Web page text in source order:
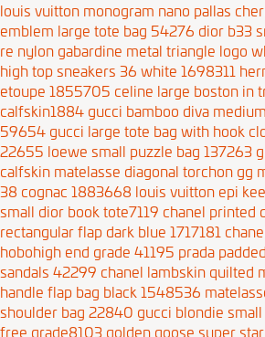
louis vuitton monogram nano pallas
emblem large tote bag 54276 dior b33
re nylon gabardine metal triangle logo
high top sneakers 36 white 1698311
etoupe 1855705 celine large boston in
calfskin1884 gucci bamboo diva
59654 gucci large tote bag with hook
22655 loewe small puzzle bag 137263
calfskin matelasse diagonal torchon gg
38 cognac 1883668 louis vuitton epi
small dior book tote7119 chanel printed
rectangular flap dark blue 1717181
hobohigh end grade 41195 prada
sandals 42299 chanel lambskin quilted
handle flap bag black 1548536
shoulder bag 22840 gucci blondie
free grade8103 golden goose super